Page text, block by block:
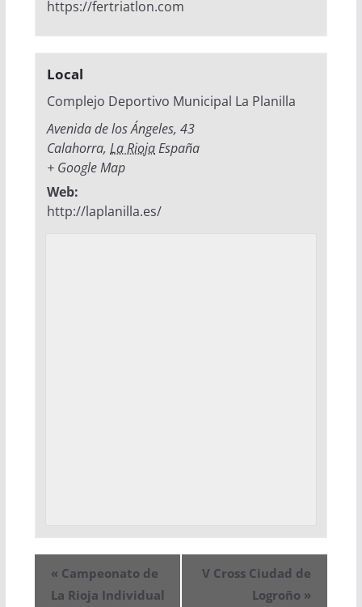
https://fertriatlon.com
Local
Complejo Deportivo Municipal La Planilla
Avenida de los Ángeles, 43
Calahorra, La RiojaEspaña
+ Google Map
Web:
http://laplanilla.es/
« Campeonato de
La Rioja Individual
V Cross Ciudad de
Logroño »